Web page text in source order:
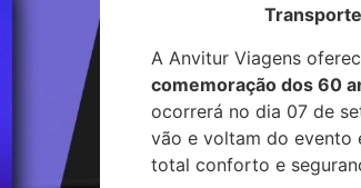
A Anvitur Viagens
comemoração dos 60
ocorrerá no dia 07 de
vão e voltam do evento
total conforto e